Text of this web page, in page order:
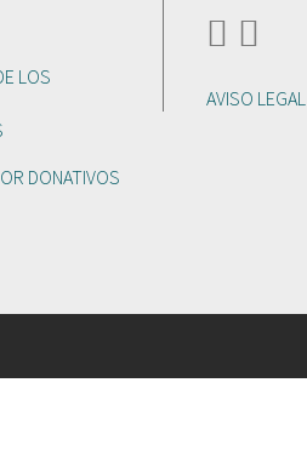
LOS
DONATIVOS
AVISO LEGAL